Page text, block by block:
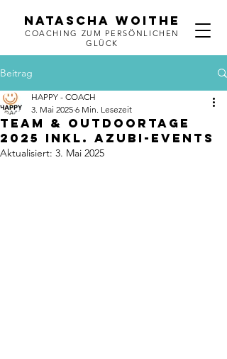
NATASCHA WOITHE
COACHING ZUM PERSÖNLICHEN
GLÜCK
Beitrag
TEAM & OUTDOORTAGE
2025 inkl. Azubi-Events
HAPPY - COACH
3. Mai 2025 6 Min. Lesezeit
Aktualisiert: 3. Mai 2025